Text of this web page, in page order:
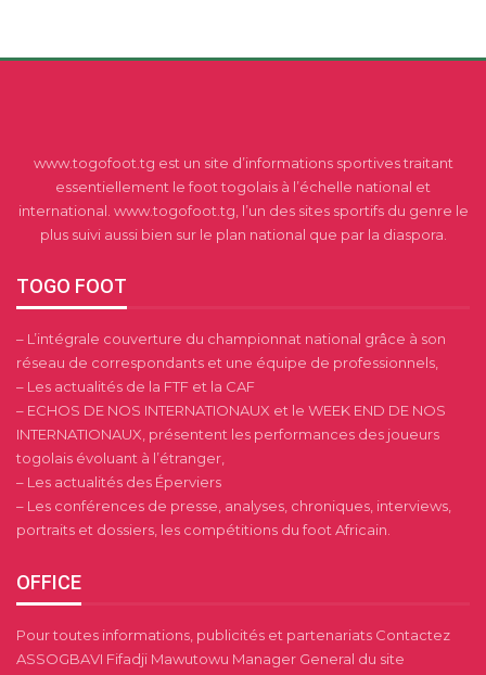
www.togofoot.tg est un site d’informations sportives traitant
essentiellement le foot togolais à l’échelle national et
international. www.togofoot.tg, l’un des sites sportifs du genre le
plus suivi aussi bien sur le plan national que par la diaspora.
TOGO FOOT
– L’intégrale couverture du championnat national grâce à son
réseau de correspondants et une équipe de professionnels,
– Les actualités de la FTF et la CAF
– ECHOS DE NOS INTERNATIONAUX et le WEEK END DE NOS
INTERNATIONAUX, présentent les performances des joueurs
togolais évoluant à l’étranger,
– Les actualités des Éperviers
– Les conférences de presse, analyses, chroniques, interviews,
portraits et dossiers, les compétitions du foot Africain.
OFFICE
Pour toutes informations, publicités et partenariats Contactez
ASSOGBAVI Fifadji Mawutowu Manager General du site